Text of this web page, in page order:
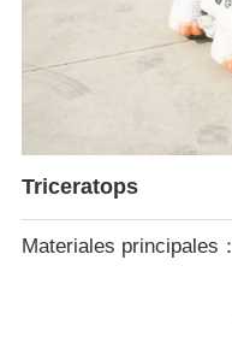
Triceratops
Materiales principales：